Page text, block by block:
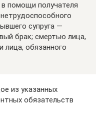
помощи получателя
супруга —
брак; смертью лица,
лица, обязанного
из указанных
обязательств